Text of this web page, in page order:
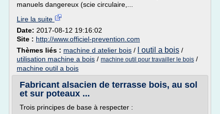
manuels dangereux (scie circulaire,...
Lire la suite
Date: 2017-08-12 19:16:02
Site : http://www.officiel-prevention.com
Thèmes liés : machine d atelier bois / l outil a bois /
utilisation machine a bois / machine outil pour travailler le bois /
machine outil a bois
Fabricant alsacien de terrasse bois, au sol
et sur poteaux ...
Trois principes de base à respecter :